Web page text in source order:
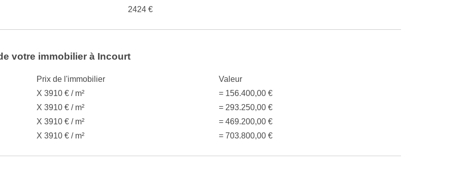
2424 €
votre immobilier à Incourt
Prix de l'immobilier
Valeur
X 3910 € / m²
= 156.400,00 €
X 3910 € / m²
= 293.250,00 €
X 3910 € / m²
= 469.200,00 €
X 3910 € / m² = 703.800,00 €